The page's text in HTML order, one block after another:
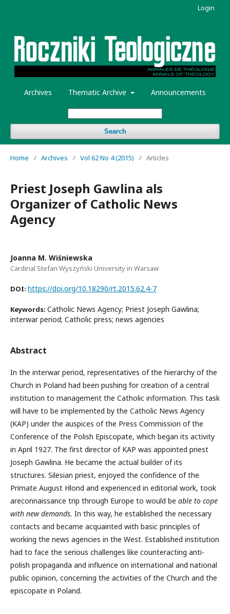
Archives Thematic Archive Announcements
Search
Login
Home / Archives / Vol 62 No 4 (2015) / Articles
Priest Joseph Gawlina als
Organizer of Catholic News
Agency
Joanna M. Wiśniewska
Cardinal Stefan Wyszyński University in Warsaw
DOI: https://doi.org/10.18290/rt.2015.62.4-7
Keywords: Catholic News Agency; Priest Joseph Gawlina;
interwar period; Catholic press; news agencies
Abstract
In the interwar period, representatives of the hierarchy of the
Church in Poland had been pushing for creation of a central
institution to management the Catholic information. This task
will have to be implemented by the Catholic News Agency
(KAP) under the auspices of the Press Commission of the
Conference of the Polish Episcopate, which began its activity
in April 1927. The first director of KAP was appointed priest
Joseph Gawlina. He became the actual builder of its
structures. Silesian priest, enjoyed the confidence of the
Primate August Hlond and experienced in editorial work, took
areconnaissance trip through Europe to would be able to cope
with new demands. In this way, he established the necessary
contacts and became acquainted with basic principles of
working the news agencies in the West. Established institution
had to face the serious challenges like counteracting anti-
polish propaganda and influence on international and national
public opinion, concerning the activities of the Church and the
episcopate in Poland.